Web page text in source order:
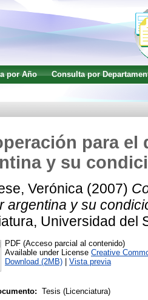
por Año
Consulta por
para
y su
Verónica (2007)
argentina y su
Universidad del
PDF (Acceso parcial al contenido)
Available under License Creative
Download (2MB)
Vista previa
Tesis (Licenciatura)